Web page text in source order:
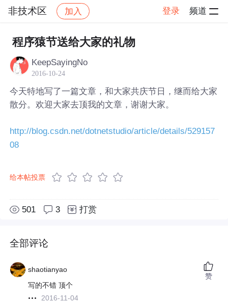
非技术区 加入 登录 频道
社区 非技术区 帖子详情
程序猿节送给大家的礼物
KeepSayingNo
2016-10-24
今天特地写了一篇文章，和大家共庆节日，继而给大家
散分。欢迎大家去顶我的文章，谢谢大家。
http://blog.csdn.net/dotnetstudio/article/details/529157
08
给本帖投票
501 3 打赏
全部评论
shaotianyao
写的不错 顶个
2016-11-04
赞